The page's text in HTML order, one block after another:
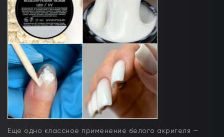
Еще одно классное применение белого акригеля —